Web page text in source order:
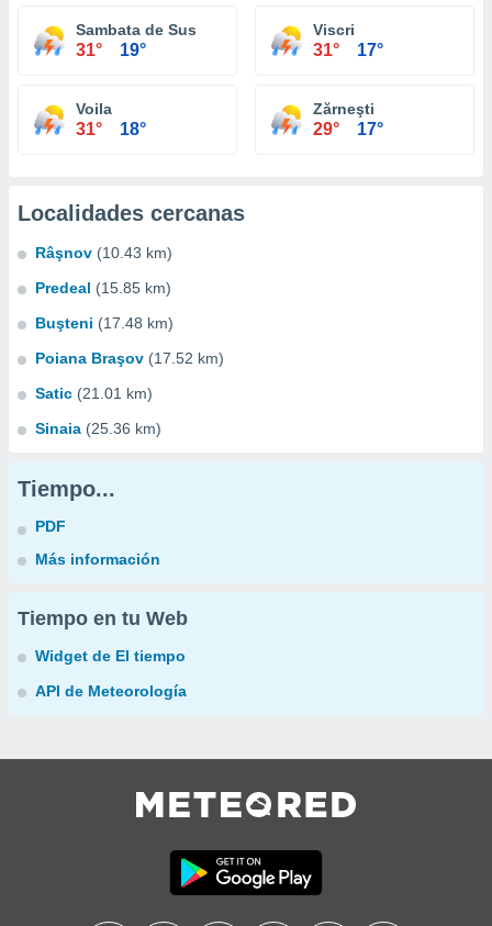
Sambata de Sus
31° 19°
Viscri
31° 17°
Voila
31° 18°
Zărneşti
29° 17°
Localidades cercanas
Râşnov (10.43 km)
Predeal (15.85 km)
Buşteni (17.48 km)
Poiana Braşov (17.52 km)
Satic (21.01 km)
Sinaia (25.36 km)
Tiempo...
PDF
Más información
Tiempo en tu Web
Widget de El tiempo
API de Meteorología